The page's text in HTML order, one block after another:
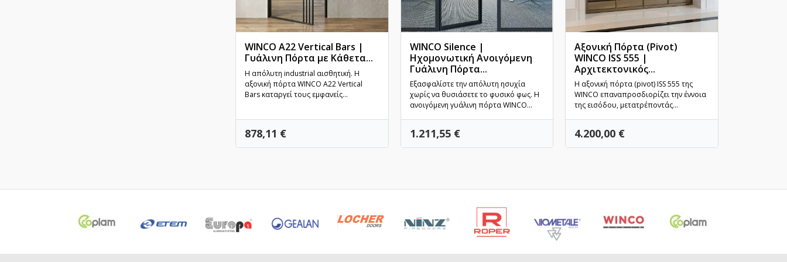
Γρήγορη προβολή
WINCO A22 Vertical Bars |
Γυάλινη Πόρτα με Κάθετα...
Η απόλυτη industrial αισθητική. Η
αξονική πόρτα WINCO A22 Vertical
Bars καταργεί τους εμφανείς...
Τιμή
878,11 €
Γρήγορη προβολή
WINCO Silence |
Ηχομονωτική Ανοιγόμενη
Γυάλινη Πόρτα...
Εξασφαλίστε την απόλυτη ησυχία
χωρίς να θυσιάσετε το φυσικό φως. Η
ανοιγόμενη γυάλινη πόρτα WINCO...
Τιμή
1.211,55 €
Γρήγορη προβολή
Αξονική Πόρτα (Pivot)
WINCO ISS 555 |
Αρχιτεκτονικός...
Η αξονική πόρτα (pivot) ISS 555 της
WINCO επαναπροσδιορίζει την έννοια
της εισόδου, μετατρέποντάς...
Τιμή
4.200,00 €